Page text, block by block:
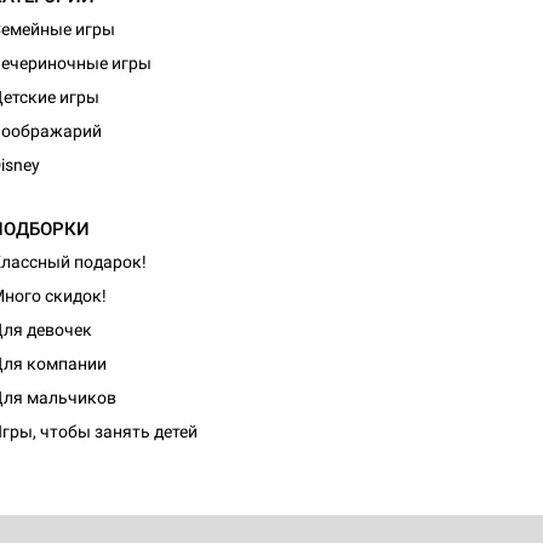
игры
игры
игры
подарок!
скидок!
девочек
компании
мальчиков
чтобы занять детей